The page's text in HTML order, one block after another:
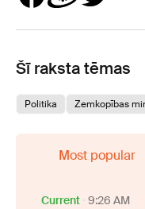
Šī raksta tēmas
Politika Zemkopības
Most popular
Current 9:26 AM